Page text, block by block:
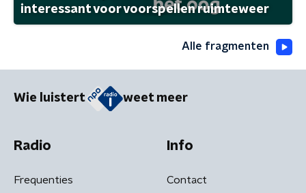
interessant voor voorspellen ruimteweer
Alle fragmenten
Wie luistert weet meer
Radio
Frequenties
Info
Contact